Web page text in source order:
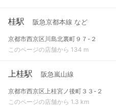
桂駅 阪急京都本線 など
京都市西京区川島北裏町９７-２
このページの店舗から 134 m
上桂駅 阪急嵐山線
京都市西京区上桂宮ノ後町３３-２
このページの店舗から 1.3 km